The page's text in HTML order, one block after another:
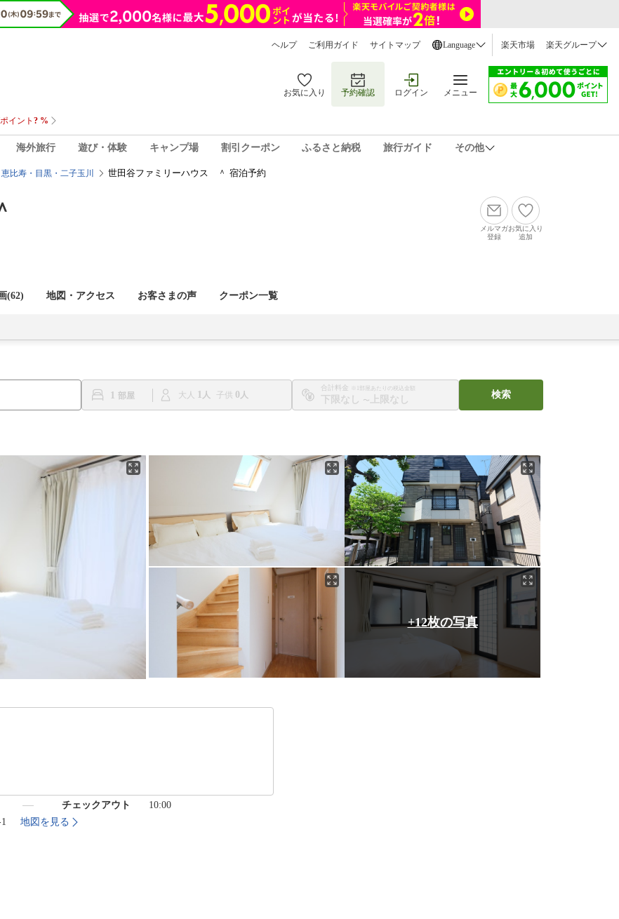
ヘルプ ご利用ガイド サイトマップ Language 楽天市場 楽天グループ
お気に入り 予約確認 ログイン メニュー
海外旅行 遊び・体験 キャンプ場 割引クーポン ふるさと納税 旅行ガイド その他
比寿・目黒・二子玉川 世田谷ファミリーハウス ＾ 宿泊予約
メルマガ
登録
お気に入り
追加
(62) 地図・アクセス お客さまの声 クーポン一覧
1 大人 1 子供 0
合計料金 ※1部屋あたりの税込金額
〜
検索
+12枚の写真
チェックアウト
10:00
地図を見る